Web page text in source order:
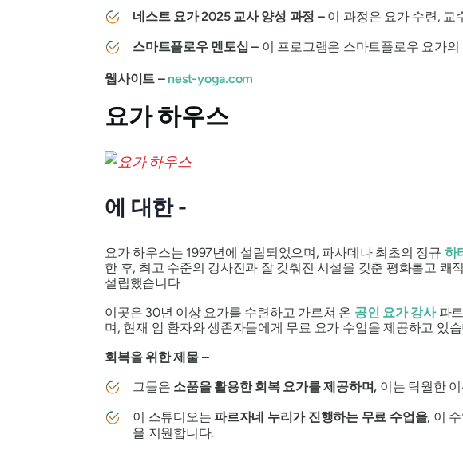
네스트 요가 2025 교사 양성 과정 – 이 과정은 요가 수련, 교
스마트플로우 멘토십 – 이 프로그램은 스마트플로우 요가
웹사이트 – nest-yoga.com
요가 하우스
에 대한 -
요가 하우스는 1997년에 설립되었으며, 파사데나 최초의 정규 하
한 후, 최고 수준의 강사진과 잘 갖춰진 시설을 갖춘 평화롭고
설립했습니다
이곳은 30년 이상 요가를 수련하고 가르쳐 온 공인 요가 강사파
며, 현재 암 환자와 생존자들에게 무료 요가 수업을 제공하고 있
회복을 위한 제물 –
그들은 소품을 활용한 회복 요가를 제공하며, 이는 탁월한
이 스튜디오는파르자네 누리가 진행하는 무료 수업을, 이
을 지원합니다.